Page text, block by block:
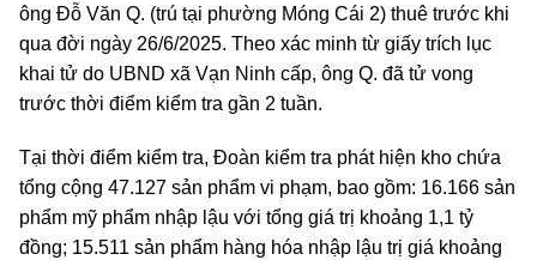
ông Đỗ Văn Q. (trú tại phường Móng Cái 2) thuê trước khi
qua đời ngày 26/6/2025. Theo xác minh từ giấy trích lục
khai tử do UBND xã Vạn Ninh cấp, ông Q. đã tử vong
trước thời điểm kiểm tra gần 2 tuần.
Tại thời điểm kiểm tra, Đoàn kiểm tra phát hiện kho chứa
tổng cộng 47.127 sản phẩm vi phạm, bao gồm: 16.166 sản
phẩm mỹ phẩm nhập lậu với tổng giá trị khoảng 1,1 tỷ
đồng; 15.511 sản phẩm hàng hóa nhập lậu trị giá khoảng